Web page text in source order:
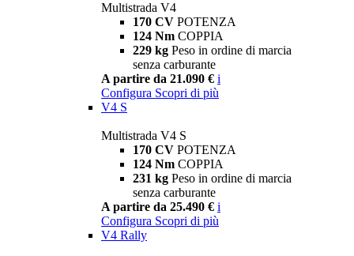
Multistrada V4
170 CV POTENZA
124 Nm COPPIA
229 kg Peso in ordine di marcia
senza carburante
A partire da 21.090 € i
Configura Scopri di più
V4 S
Multistrada V4 S
170 CV POTENZA
124 Nm COPPIA
231 kg Peso in ordine di marcia
senza carburante
A partire da 25.490 € i
Configura Scopri di più
V4 Rally